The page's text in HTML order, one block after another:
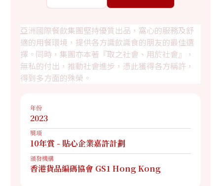
亞洲國際餐飲集團堅持優質出品，窩心的服務及舒
適的用餐環境，提供各方識飲識食的朋友的最佳選
擇。同時，集團亦本著『取之社會、用於社會』，
無私的付出，推動社會進步，憑此獲得各方稱許，
得到多方面的殊榮。
年份
2023
獎項
10年賞 - 貼心企業嘉許計劃
頒發機構
香港貨品編碼協會 GS1 Hong Kong